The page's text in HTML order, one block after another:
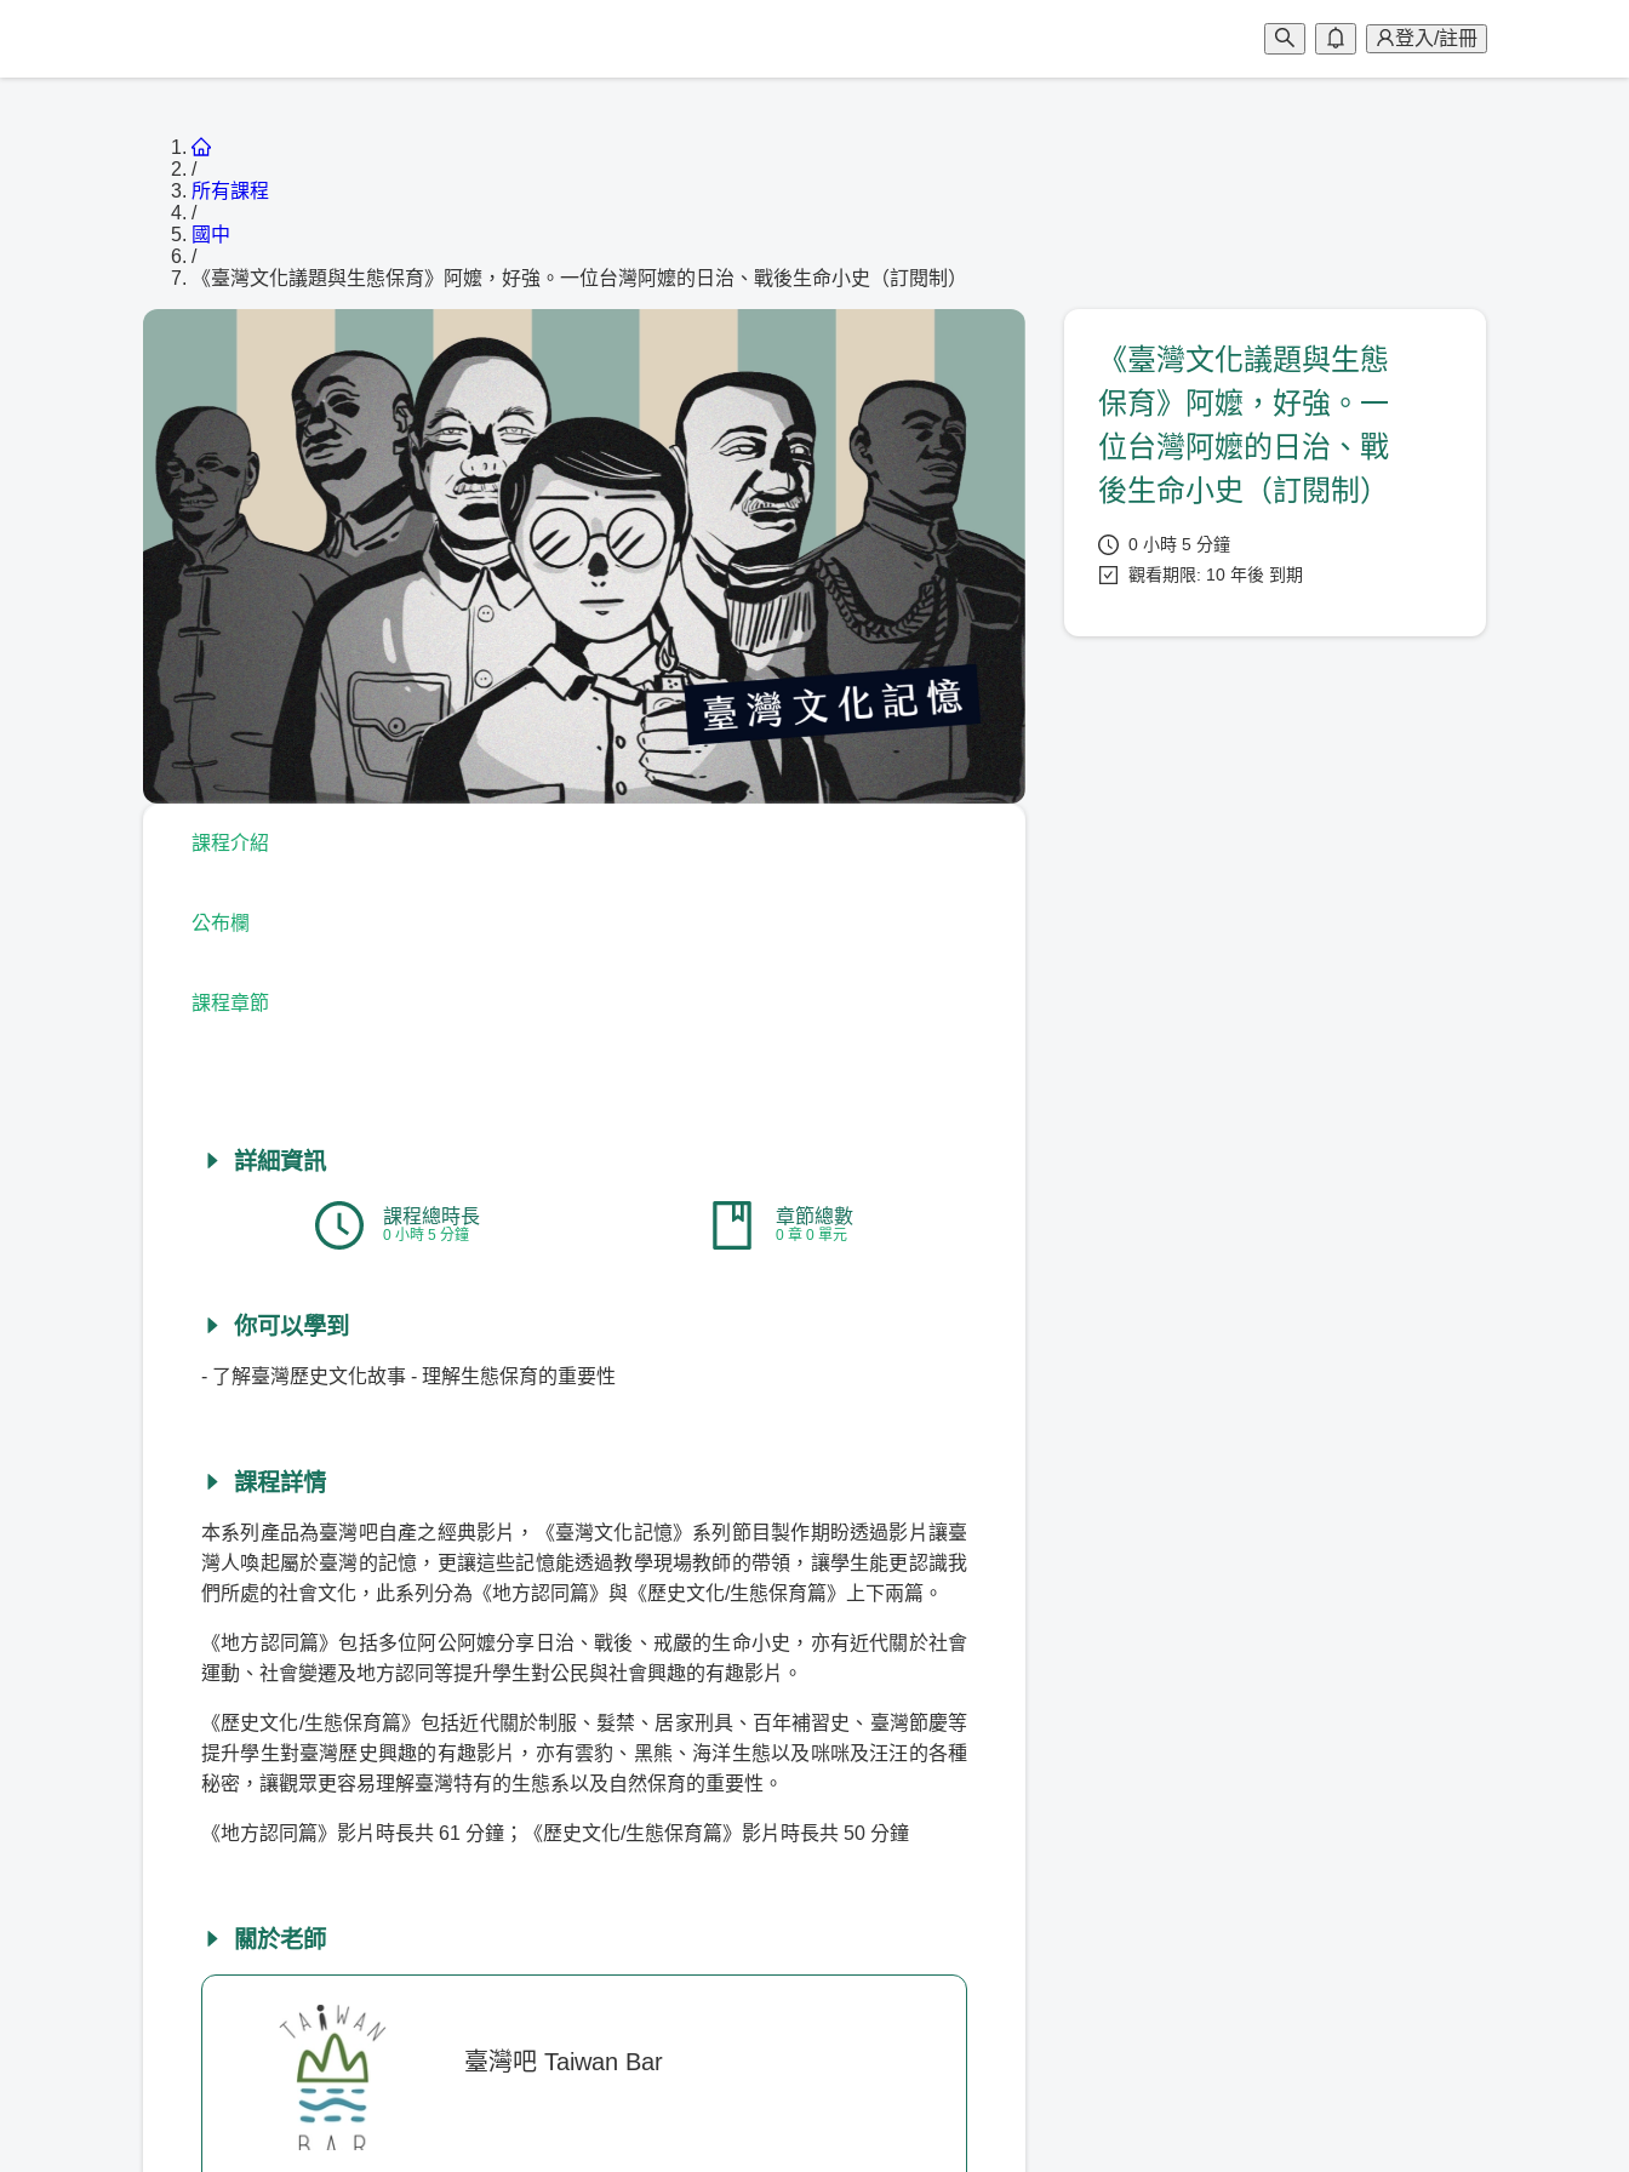
登入/註冊
/
所有課程
/
國中
/
《臺灣文化議題與生態保育》阿嬤，好強。一位台灣阿嬤的日治、戰後生命小史（訂閱制）
課程介紹
公布欄
課程章節
詳細資訊
課程總時長
0 小時 5 分鐘
章節總數
0 章 0 單元
你可以學到
- 了解臺灣歷史文化故事 - 理解生態保育的重要性
課程詳情
本系列產品為臺灣吧自產之經典影片，《臺灣文化記憶》系列節目製作期盼透過影片讓臺
灣人喚起屬於臺灣的記憶，更讓這些記憶能透過教學現場教師的帶領，讓學生能更認識我
們所處的社會文化，此系列分為《地方認同篇》與《歷史文化/生態保育篇》上下兩篇。
《地方認同篇》包括多位阿公阿嬤分享日治、戰後、戒嚴的生命小史，亦有近代關於社會
運動、社會變遷及地方認同等提升學生對公民與社會興趣的有趣影片。
《歷史文化/生態保育篇》包括近代關於制服、髮禁、居家刑具、百年補習史、臺灣節慶等
提升學生對臺灣歷史興趣的有趣影片，亦有雲豹、黑熊、海洋生態以及咪咪及汪汪的各種
秘密，讓觀眾更容易理解臺灣特有的生態系以及自然保育的重要性。
《地方認同篇》影片時長共 61 分鐘；《歷史文化/生態保育篇》影片時長共 50 分鐘
關於老師
臺灣吧 Taiwan Bar
《臺灣文化議題與生態
保育》阿嬤，好強。一
位台灣阿嬤的日治、戰
後生命小史（訂閱制）
0 小時 5 分鐘
觀看期限: 10 年後 到期